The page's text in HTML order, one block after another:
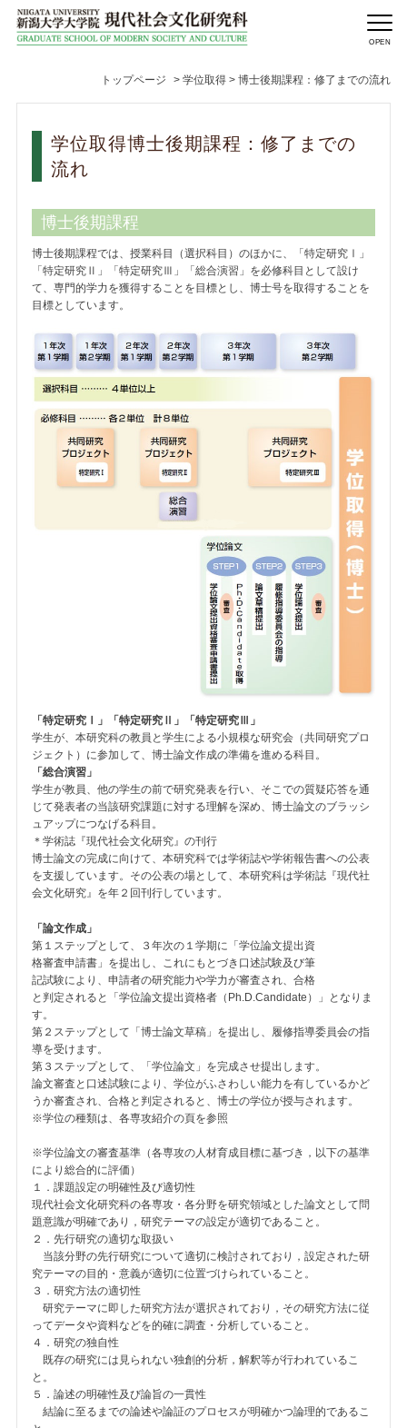
トップページ >学位取得 > 博士後期課程：修了までの流れ
学位取得博士後期課程：修了までの
流れ
博士後期課程
博士後期課程では、授業科目（選択科目）のほかに、「特定研究Ⅰ」
「特定研究Ⅱ」「特定研究Ⅲ」「総合演習」を必修科目として設け
て、専門的学力を獲得することを目標とし、博士号を取得することを
目標としています。
「特定研究Ⅰ」「特定研究Ⅱ」「特定研究Ⅲ」
学生が、本研究科の教員と学生による小規模な研究会（共同研究プロ
ジェクト）に参加して、博士論文作成の準備を進める科目。
「総合演習」
学生が教員、他の学生の前で研究発表を行い、そこでの質疑応答を通
じて発表者の当該研究課題に対する理解を深め、博士論文のブラッシ
ュアップにつなげる科目。
＊学術誌『現代社会文化研究』の刊行
博士論文の完成に向けて、本研究科では学術誌や学術報告書への公表
を支援しています。その公表の場として、本研究科は学術誌『現代社
会文化研究』を年２回刊行しています。
「論文作成」
第１ステップとして、３年次の１学期に「学位論文提出資
格審査申請書」を提出し、これにもとづき口述試験及び筆
記試験により、申請者の研究能力や学力が審査され、合格
と判定されると「学位論文提出資格者（Ph.D.Candidate）」となりま
す。
第２ステップとして「博士論文草稿」を提出し、履修指導委員会の指
導を受けます。
第３ステップとして、「学位論文」を完成させ提出します。
論文審査と口述試験により、学位がふさわしい能力を有しているかど
うか審査され、合格と判定されると、博士の学位が授与されます。
※学位の種類は、各専攻紹介の頁を参照
※学位論文の審査基準（各専攻の人材育成目標に基づき，以下の基準
により総合的に評価）
１．課題設定の明確性及び適切性
現代社会文化研究科の各専攻・各分野を研究領域とした論文として問
題意識が明確であり，研究テーマの設定が適切であること。
２．先行研究の適切な取扱い
当該分野の先行研究について適切に検討されており，設定された研
究テーマの目的・意義が適切に位置づけられていること。
３．研究方法の適切性
研究テーマに即した研究方法が選択されており，その研究方法に従
ってデータや資料などを的確に調査・分析していること。
４．研究の独自性
既存の研究には見られない独創的分析，解釈等が行われているこ
と。
５．論述の明確性及び論旨の一貫性
結論に至るまでの論述や論証のプロセスが明確かつ論理的であるこ